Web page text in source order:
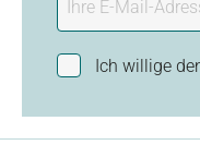
Ich willige